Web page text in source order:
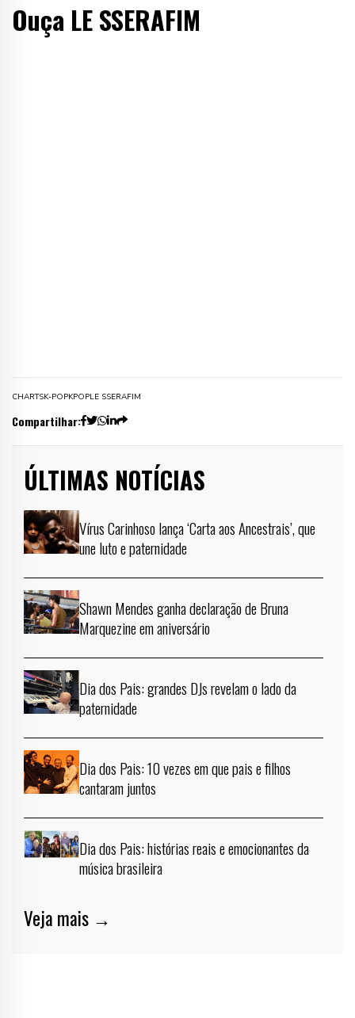
Ouça LE SSERAFIM
CHARTSK-POPKPOPLE SSERAFIM
Compartilhar:
ÚLTIMAS NOTÍCIAS
Vírus Carinhoso lança ‘Carta aos Ancestrais’, que
une luto e paternidade
Shawn Mendes ganha declaração de Bruna
Marquezine em aniversário
Dia dos Pais: grandes DJs revelam o lado da
paternidade
Dia dos Pais: 10 vezes em que pais e filhos
cantaram juntos
Dia dos Pais: histórias reais e emocionantes da
música brasileira
Veja mais →